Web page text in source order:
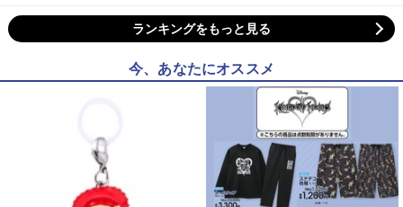
ランキングをもっと見る
今、あなたにオススメ